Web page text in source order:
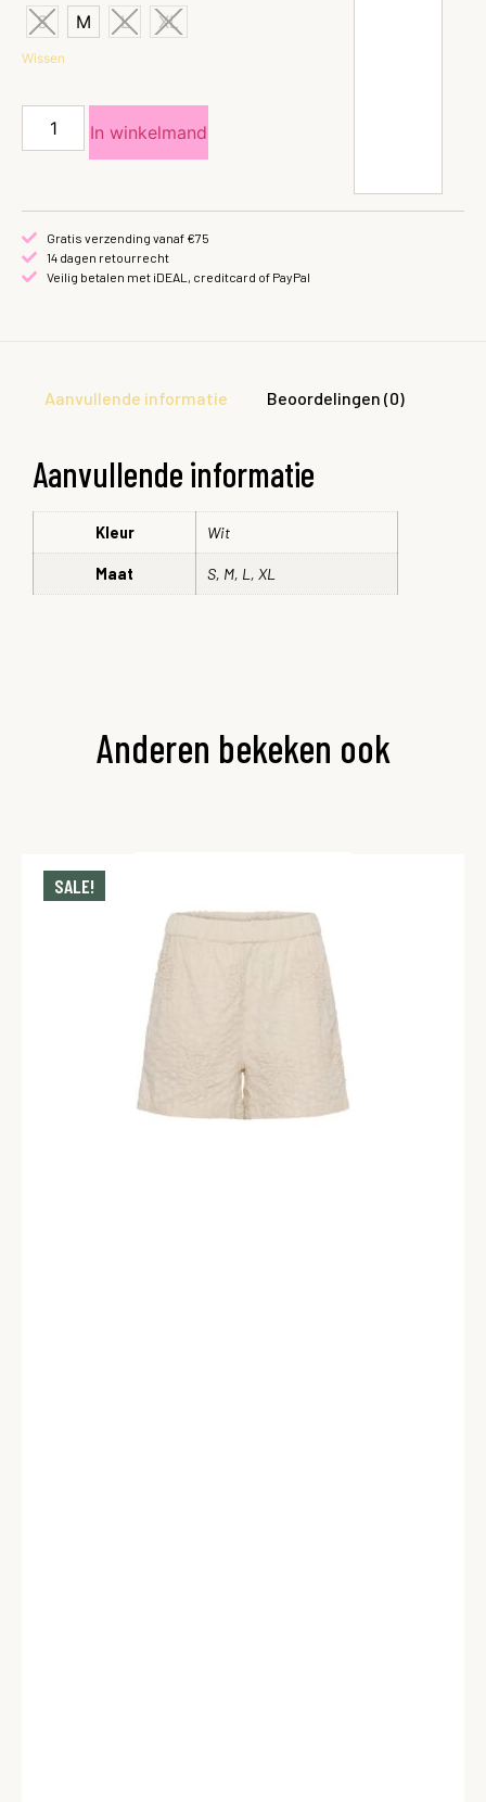
S M L XL
Wissen
In winkelmand
Gratis verzending vanaf €75
14 dagen retourrecht
Veilig betalen met iDEAL, creditcard of PayPal
Aanvullende informatie Beoordelingen (0)
Aanvullende informatie
Kleur Wit
Maat S, M, L, XL
Anderen bekeken ook
SALE!